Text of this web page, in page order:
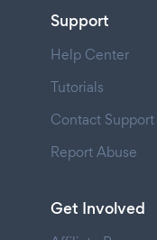
Support
Help Center
Tutorials
Contact Support
Report Abuse
Get Involved